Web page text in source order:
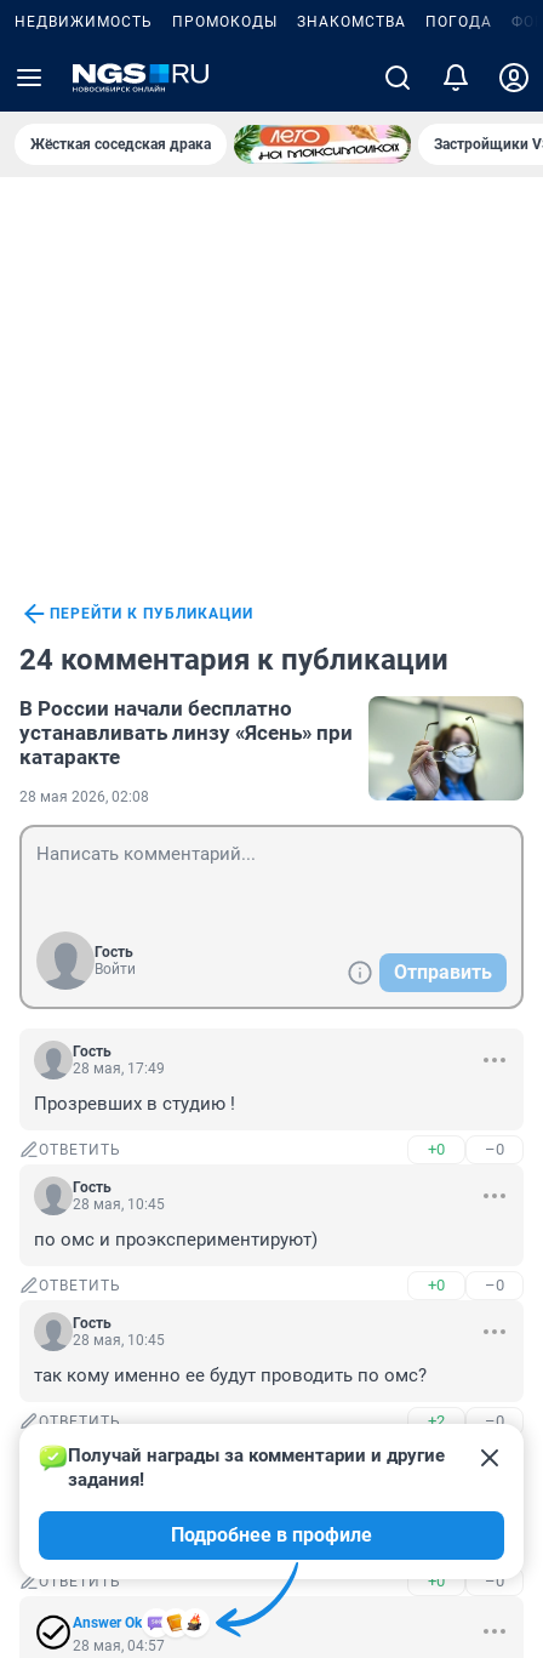
НЕДВИЖИМОСТЬ ПРОМОКОДЫ ЗНАКОМСТВА ПОГОДА
Жёсткая соседская драка Застройщики
ПЕРЕЙТИ К ПУБЛИКАЦИИ
24 комментария к публикации
В России начали бесплатно
устанавливать линзу «Ясень» при
катаракте
28 мая 2026, 02:08
Гость
Войти
Отправить
Гость
28 мая, 17:49
Прозревших в студию !
ОТВЕТИТЬ +0 –0
Гость
28 мая, 10:45
по омс и проэкспериментируют)
ОТВЕТИТЬ +0 –0
Гость
28 мая, 10:45
так кому именно ее будут проводить по омс?
ОТВЕТИТЬ +2 –0
Гость
28 мая, 05:48
На операцию на глаза соглашусь только если совсем
плохо буду видеть.
ОТВЕТИТЬ +0 –0
Answer Ok
Получай награды за комментарии и другие
задания!
Подробнее в профиле
28 мая, 04:57